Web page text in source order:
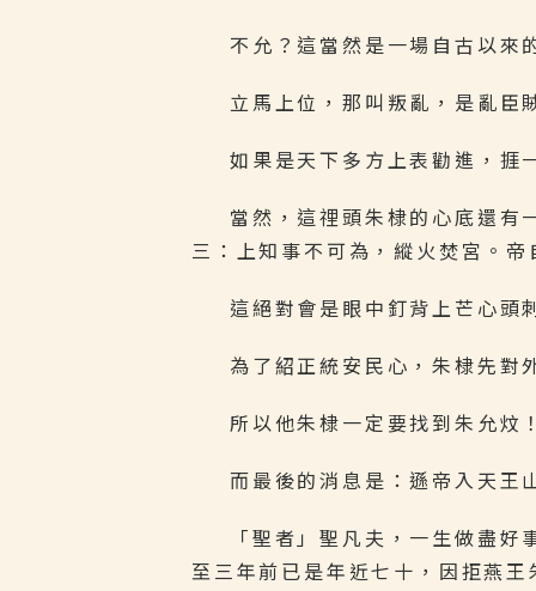
不允？這當然是一場自古以來
立馬上位，那叫叛亂，是亂臣
如果是天下多方上表勸進，捱
當然，這𥚃頭朱棣的心底還有
三：上知事不可為，縱火焚宮。
這絕對會是眼中釘背上芒心頭
為了紹正統安民心，朱棣先對
所以他朱棣一定要找到朱允炆
而最後的消息是：遜帝入天王
「聖者」聖凡夫，一生做盡
至三年前已是年近七十，因拒燕